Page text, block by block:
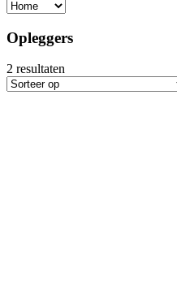
Opleggers
2 resultaten